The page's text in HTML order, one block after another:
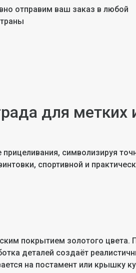
отправим ваш заказ в любой
для
символизируя
спортивной и
покрытием золотого
деталей создаёт
на постамент или крышку